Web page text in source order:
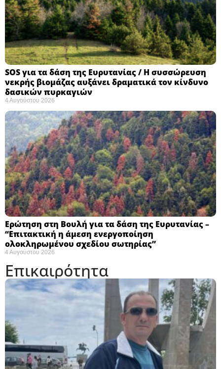
SOS για τα δάση της Ευρυτανίας / Η συσσώρευση
νεκρής βιομάζας αυξάνει δραματικά τον κίνδυνο
δασικών πυρκαγιών
4 Αυγούστου 2026
Ερώτηση στη Βουλή για τα δάση της Ευρυτανίας –
“Eπιτακτική η άμεση ενεργοποίηση
ολοκληρωμένου σχεδίου σωτηρίας”
4 Αυγούστου 2026
Επικαιρότητα